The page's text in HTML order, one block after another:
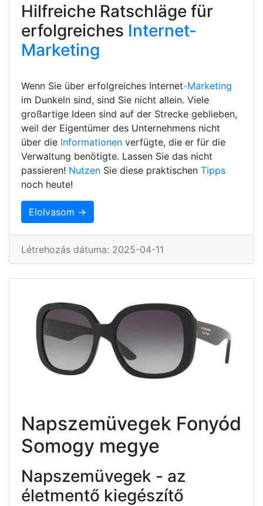
Hilfreiche Ratschläge für
erfolgreiches Internet-
Marketing
Wenn Sie über erfolgreiches Internet-Marketing
im Dunkeln sind, sind Sie nicht allein. Viele
großartige Ideen sind auf der Strecke geblieben,
weil der Eigentümer des Unternehmens nicht
über die Informationen verfügte, die er für die
Verwaltung benötigte. Lassen Sie das nicht
passieren! Nutzen Sie diese praktischen Tipps
noch heute!
Elolvasom →
Létrehozás dátuma: 2025-04-11
Napszemüvegek Fonyód
Somogy megye
Napszemüvegek - az
életmentő kiegészítő